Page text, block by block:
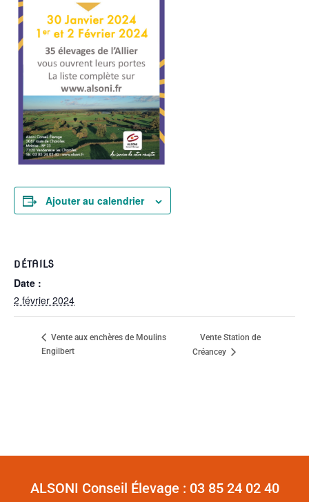
Ajouter au calendrier
DÉTAILS
Date :
2 février 2024
Vente aux enchères de Moulins
Engilbert
Vente Station de
Créancey
ALSONI Conseil Élevage : 03 85 24 02 40